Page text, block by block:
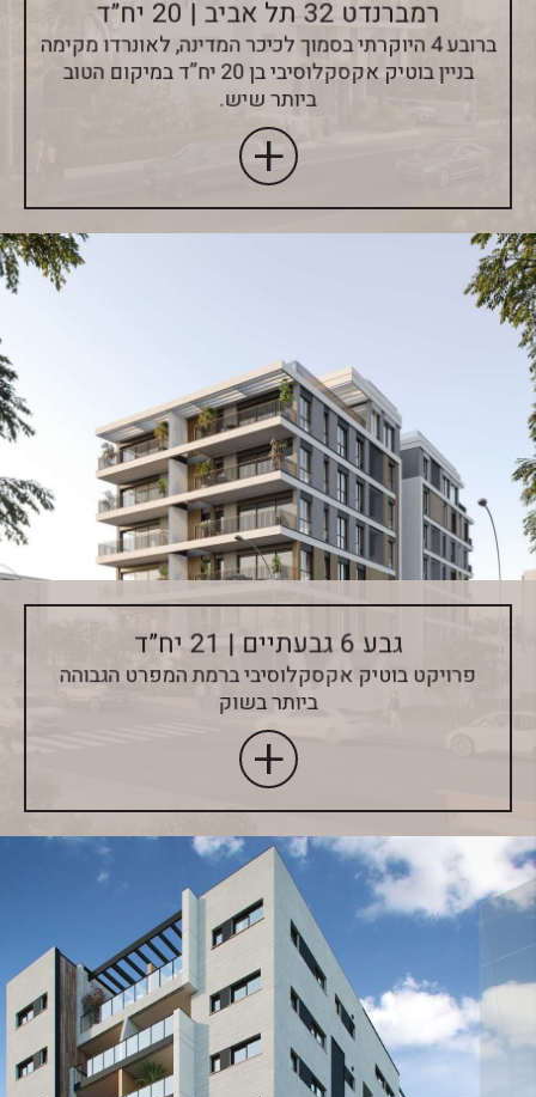
רמברנדט 32 תל אביב | 20 יח”ד
ברובע 4 היוקרתי בסמוך לכיכר המדינה, לאונרדו מקימה
בניין בוטיק אקסקלוסיבי בן 20 יח”ד במיקום הטוב
ביותר שיש.
גבע 6 גבעתיים | 21 יח”ד
פרויקט בוטיק אקסקלוסיבי ברמת המפרט הגבוהה
ביותר בשוק